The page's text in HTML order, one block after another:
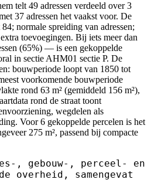
telt 49 adressen verdeeld over 3
37 adressen het vaakst voor. De
normale spreiding van adressen;
toevoegingen. Bij iets meer dan
(65%) — is een gekoppelde
in sectie AHM01 sectie P. De
bouwperiode loopt van 1850 tot
voorkomende bouwperiode
rond 63 m² (gemiddeld 156 m²),
rond de straat toont
wegdelen als
Voor 6 gekoppelde percelen is het
275 m², passend bij compacte
, gebouw-, perceel- en
overheid, samengevat